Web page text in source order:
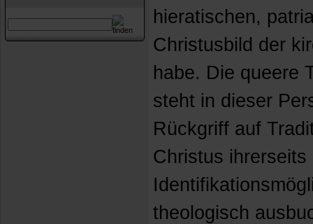
hieratischen,
Christusbild der
habe. Die queere
steht in dieser
Rückgriff auf
Christus
theologisch